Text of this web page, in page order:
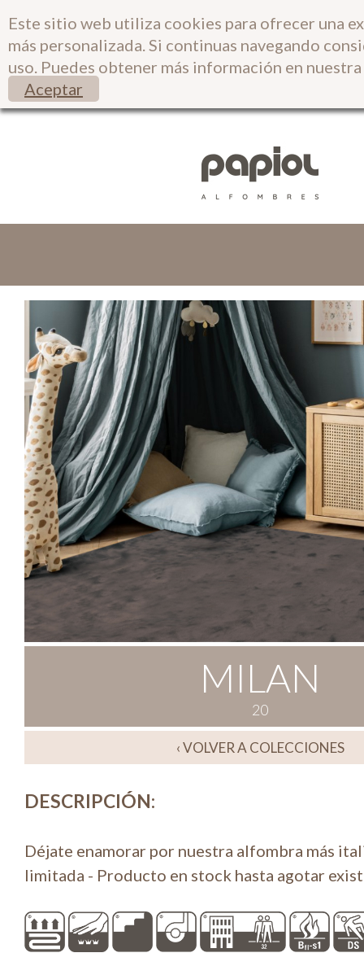
Este sitio web utiliza cookies para ofrecer una
más personalizada. Si continuas navegando
uso. Puedes obtener más información en nuestra
Aceptar
MILAN
20
‹ VOLVER A COLECCIONES
DESCRIPCIÓN:
Déjate enamorar por nuestra alfombra más
limitada - Producto en stock hasta agotar